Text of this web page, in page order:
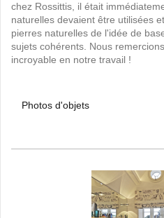
chez Rossittis, il était
naturelles devaient être utilisées
pierres naturelles de l'idée de
sujets cohérents. Nous
incroyable en notre travail !
Photos d'objets